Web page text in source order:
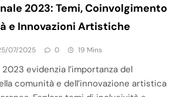
2023: Temi, Coinvolgimento
e Innovazioni Artistiche
07/2025 0 19 Mins
evidenzia l’importanza del
comunità e dell’innovazione artistica